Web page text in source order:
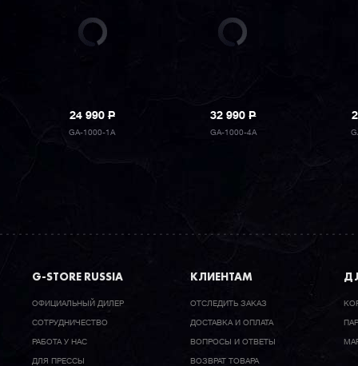
24 990P
GA-1000-1A
32 990P
GA-1000-4A
G-STORE RUSSIA
ОФИЦИАЛЬНЫЙ ДИЛЕР
CОТРУДНИЧЕСТВО
РАБОТА У НАС
ДЛЯ ПРЕССЫ
КЛИЕНТАМ
ОТСЛЕДИТЬ ЗАКАЗ
ДОСТАВКА И ОПЛАТА
ВОПРОСЫ И ОТВЕТЫ
ВОЗВРАТ ТОВАРА